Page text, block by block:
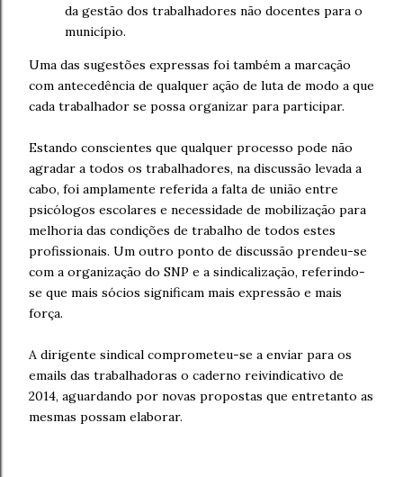
da gestão dos trabalhadores não docentes para o
município.
Uma das sugestões expressas foi também a marcação
com antecedência de qualquer ação de luta de modo a que
cada trabalhador se possa organizar para participar.
Estando conscientes que qualquer processo pode não
agradar a todos os trabalhadores, na discussão levada a
cabo, foi amplamente referida a falta de união entre
psicólogos escolares e necessidade de mobilização para
melhoria das condições de trabalho de todos estes
profissionais. Um outro ponto de discussão prendeu-se
com a organização do SNP e a sindicalização, referindo-
se que mais sócios significam mais expressão e mais
força.
A dirigente sindical comprometeu-se a enviar para os
emails das trabalhadoras o caderno reivindicativo de
2014, aguardando por novas propostas que entretanto as
mesmas possam elaborar.